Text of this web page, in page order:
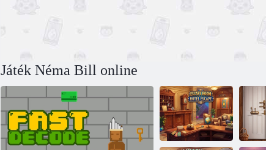
Játék Néma Bill online